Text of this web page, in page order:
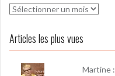
Archives
Articles les plus vues
Martine